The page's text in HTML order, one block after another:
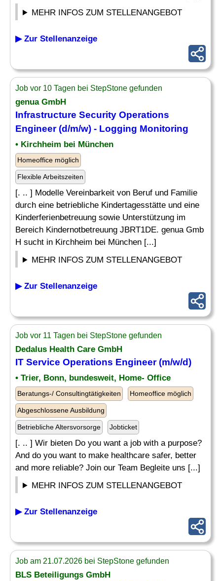
MEHR INFOS ZUM STELLENANGEBOT
▶ Zur Stellenanzeige
Job vor 10 Tagen bei StepStone gefunden
genua GmbH
Infrastructure Security Operations
Engineer(d/m/w) - Logging Monitoring
• Kirchheim bei München
Homeoffice möglich
Flexible Arbeitszeiten
[. .. ] Modelle Vereinbarkeit von Beruf und Familie
durch eine betriebliche Kindertagesstätte und eine
Kinderferienbetreuung sowie Unterstützung im
Bereich Kindernotbetreuung JBRT1DE. genua Gmb
H sucht in Kirchheim bei München [...]
MEHR INFOS ZUM STELLENANGEBOT
▶ Zur Stellenanzeige
Job vor 11 Tagen bei StepStone gefunden
Dedalus Health Care GmbH
IT Service Operations Engineer(m/w/d)
• Trier, Bonn, bundesweit, Home- Office
Beratungs-/ Consultingtätigkeiten Homeoffice möglich
Abgeschlossene Ausbildung
Betriebliche Altersvorsorge Jobticket
[. .. ] Wir bieten Do you want a job with a purpose?
And do you want to make healthcare safer, better
and more reliable? Join our Team Begleite uns [...]
MEHR INFOS ZUM STELLENANGEBOT
▶ Zur Stellenanzeige
Job am 21.07.2026 bei StepStone gefunden
BLS Beteiligungs GmbH